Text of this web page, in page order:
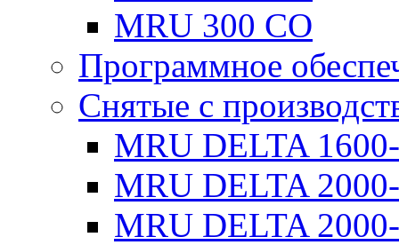
MRU 300 CO
Программное
Снятые с
MRU DELTA
MRU DELTA
MRU DELTA